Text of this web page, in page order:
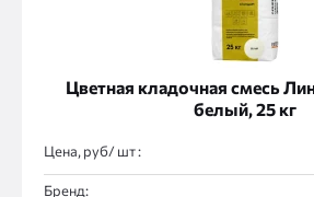
Цветная кладочная смесь
белый, 25 кг
Цена, руб/ :
Бренд: